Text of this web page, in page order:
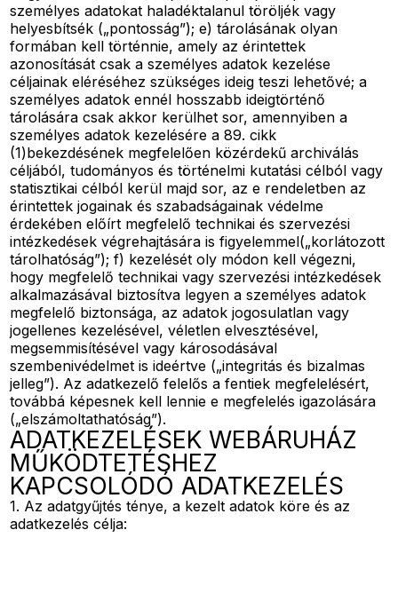
személyes adatokat haladéktalanul töröljék vagy
helyesbítsék („pontosság”); e) tárolásának olyan
formában kell történnie, amely az érintettek
azonosítását csak a személyes adatok kezelése
céljainak eléréséhez szükséges ideig teszi lehetővé; a
személyes adatok ennél hosszabb ideigtörténő
tárolására csak akkor kerülhet sor, amennyiben a
személyes adatok kezelésére a 89. cikk
(1)bekezdésének megfelelően közérdekű archiválás
céljából, tudományos és történelmi kutatási célból vagy
statisztikai célból kerül majd sor, az e rendeletben az
érintettek jogainak és szabadságainak védelme
érdekében előírt megfelelő technikai és szervezési
intézkedések végrehajtására is figyelemmel(„korlátozott
tárolhatóság”); f) kezelését oly módon kell végezni,
hogy megfelelő technikai vagy szervezési intézkedések
alkalmazásával biztosítva legyen a személyes adatok
megfelelő biztonsága, az adatok jogosulatlan vagy
jogellenes kezelésével, véletlen elvesztésével,
megsemmisítésével vagy károsodásával
szembenivédelmet is ideértve („integritás és bizalmas
jelleg”). Az adatkezelő felelős a fentiek megfelelésért,
továbbá képesnek kell lennie e megfelelés igazolására
(„elszámoltathatóság”).
ADATKEZELÉSEK WEBÁRUHÁZ
MŰKÖDTETÉSHEZ
KAPCSOLÓDÓ ADATKEZELÉS
1. Az adatgyűjtés ténye, a kezelt adatok köre és az
adatkezelés célja: